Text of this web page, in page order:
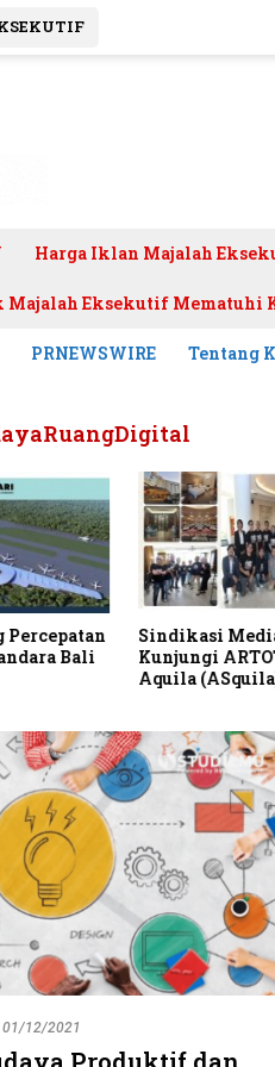
Harga Iklan Majalah
Majalah Eksekutif
PRNEWSWIRE Tentang
Percepatan
Bali
Sindikasi
Kunjungi
Aquila
01/12/2021
Produktif dan